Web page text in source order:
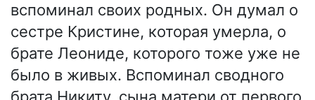
вспоминал своих родных. Он думал о
сестре Кристине, которая умерла, о
брате Леониде, которого тоже уже не
было в живых. Вспоминал сводного